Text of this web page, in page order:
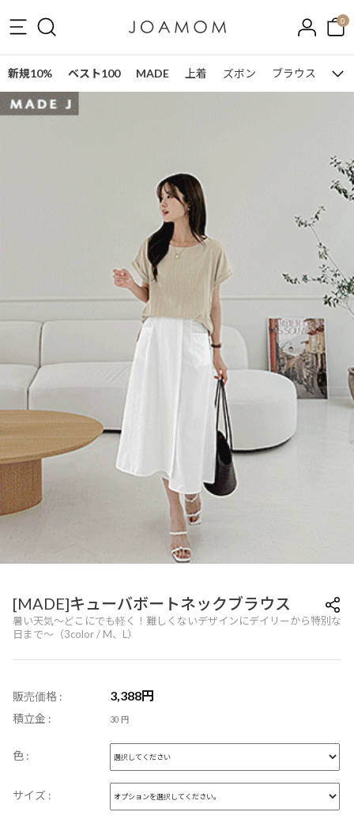
0
新規10% ベスト100 MADE 上着 ズボン ブラウス ワ
[MADE]キューバボートネックブラウス
暑い天気〜どこにでも軽く！難しくないデザインにデイリーから特別な
日まで〜（3color / M、L）
販売価格 : 3,388円
積立金 : 30 円
色 :
サイズ :